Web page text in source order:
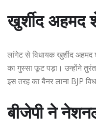
खुर्शीद अहमद
लांगेट से विधायक खुर्शीद
का गुस्सा फूट पड़ा। उन्होंने
इस तरह का बैनर लाना BJP
बीजेपी ने